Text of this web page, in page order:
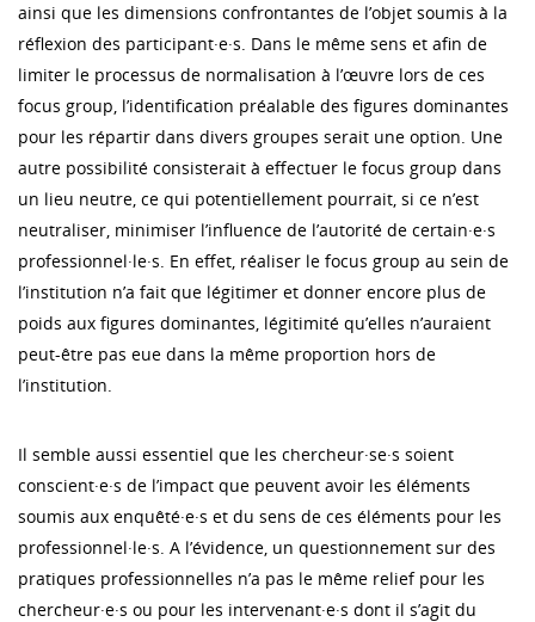
ainsi que les dimensions confrontantes de l’objet soumis à la
réflexion des participant·e·s. Dans le même sens et afin de
limiter le processus de normalisation à l’œuvre lors de ces
focus group, l’identification préalable des figures dominantes
pour les répartir dans divers groupes serait une option. Une
autre possibilité consisterait à effectuer le focus group dans
un lieu neutre, ce qui potentiellement pourrait, si ce n’est
neutraliser, minimiser l’influence de l’autorité de certain·e·s
professionnel·le·s. En effet, réaliser le focus group au sein de
l’institution n’a fait que légitimer et donner encore plus de
poids aux figures dominantes, légitimité qu’elles n’auraient
peut-être pas eue dans la même proportion hors de
l’institution.
Il semble aussi essentiel que les chercheur·se·s soient
conscient·e·s de l’impact que peuvent avoir les éléments
soumis aux enquêté·e·s et du sens de ces éléments pour les
professionnel·le·s. A l’évidence, un questionnement sur des
pratiques professionnelles n’a pas le même relief pour les
chercheur·e·s ou pour les intervenant·e·s dont il s’agit du